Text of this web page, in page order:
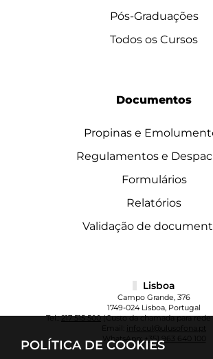
POLÍTICA DE COOKIES
Pós-Graduações
Todos os Cursos
Documentos
Propinas e
Regulamentos e
Formulários
Relatórios
Validação de
Lisboa
Campo Grande, 376
1749-024 Lisboa, Portugal
Tel.:217 515 500(Custo da chamada para
info.cul@ulusofona.pt
WhatsApp:+351 963 640 100